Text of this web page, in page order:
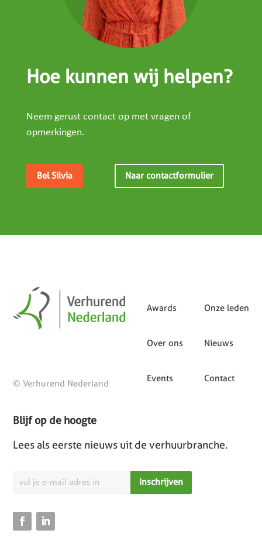
Hoe kunnen wij helpen?
Neem gerust contact op met vragen of
opmerkingen.
Bel Silvia Naar contactformulier
© Verhurend Nederland
Awards
Over ons
Events
Onze leden
Nieuws
Contact
Blijf op de hoogte
Lees als eerste nieuws uit de verhuurbranche.
Inschrijven